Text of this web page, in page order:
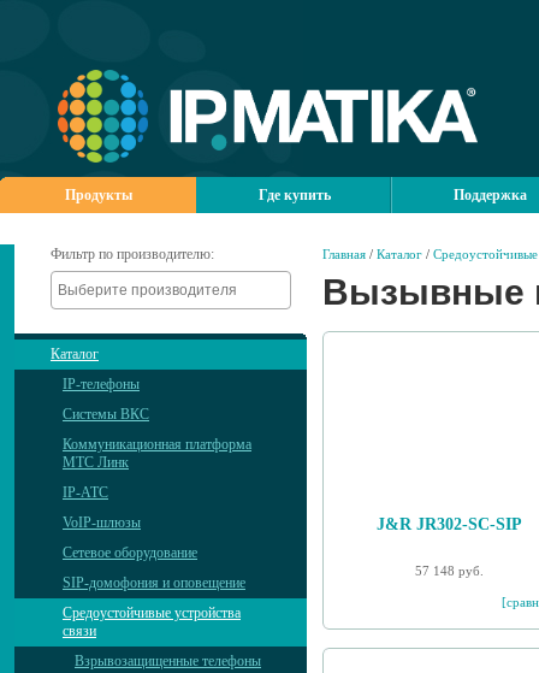
Продукты Где купить Поддержка
Фильтр по производителю:
Каталог
IP-телефоны
Системы ВКС
Коммуникационная платформа
МТС Линк
IP-АТС
VoIP-шлюзы
Сетевое оборудование
SIP-домофония и оповещение
Средоустойчивые устройства
связи
Взрывозащищенные телефоны
Главная / Каталог / Средоустойчивые
Вызывные
J&R JR302-SC-SIP
57 148 руб.